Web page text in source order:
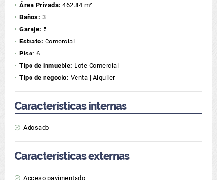
Área Privada: 462.84 m²
Baños: 3
Garaje: 5
Estrato: Comercial
Piso: 6
Tipo de inmueble: Lote Comercial
Tipo de negocio: Venta | Alquiler
Características internas
Adosado
Características externas
Acceso pavimentado